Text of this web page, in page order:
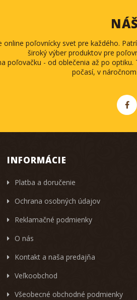
online poľovnícky svet pre každého.
široký výber produktov pre
poľovačku - od oblečenia až po
počasí, v
INFORMÁCIE
Platba a doručenie
Ochrana osobných údajov
Reklamačné podmienky
O nás
Kontakt a naša predajňa
Veľkoobchod
Všeobecné obchodné podmienky